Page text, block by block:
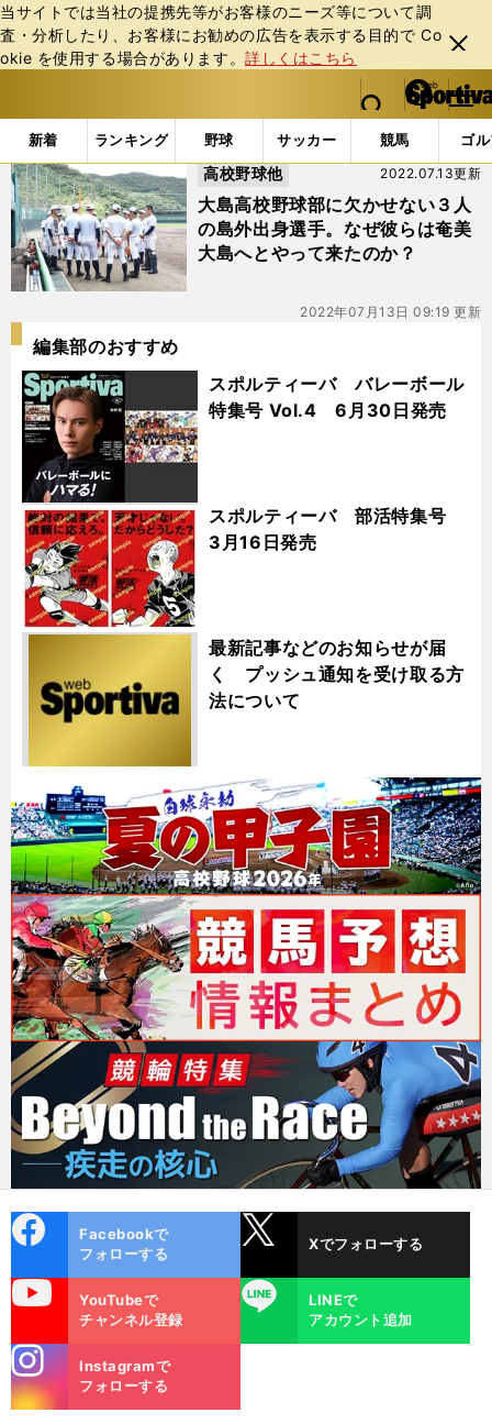
当サイトでは当社の提携先等がお客様のニーズ等について調
査・分析したり、お客様にお勧めの広告を表⽰する⽬的で Co
okie を使⽤する場合があります。詳しくはこちら
閉じ
る
web Sportiva (webスポルティーバ)
検索
マイペ
ー
ジ
メニュ
新着 ランキング 野球 サッカー 競馬 ゴ
b
ス
ポ
ル
テ
ィ
ー
バ
「#嶺塁守」の最新ニュース・ 情報
大島高校野球部に欠かせない３人
の島外出身選手。なぜ彼らは奄美
大島へとやって来たのか？
2022.07.13更新
高校野球他
2022年07月13日 09:19 更新
編集部のおすすめ
スポルティーバ バレーボール
特集号 Vol.4 6月30日発売
スポルティーバ 部活特集号
3月16日発売
最新記事などのお知らせが届
く プッシュ通知を受け取る方
法について
ok
Facebookで
フォローする
Xでフォローする
YouTubeで
チャンネル登録
LINE
LINEで
アカウント追加
m
Instagramで
フォローする